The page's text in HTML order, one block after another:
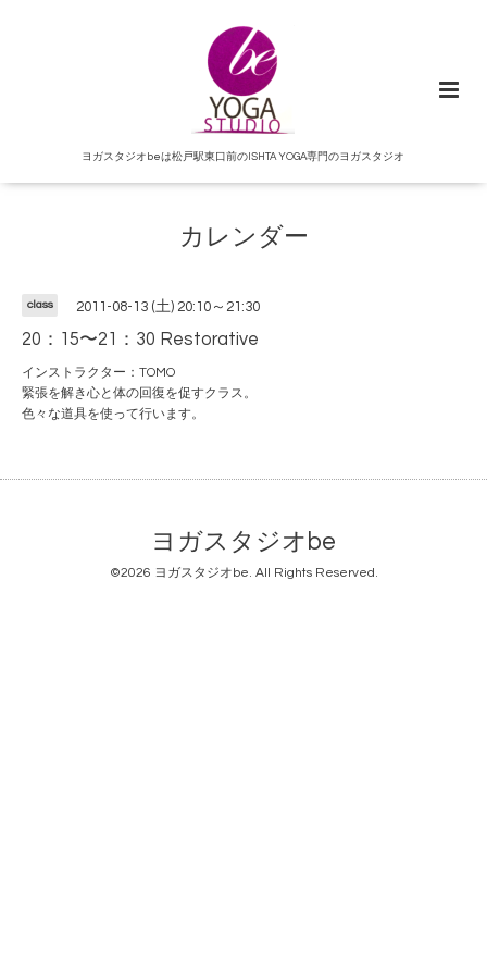
ヨガスタジオbeは松戸駅東口前のISHTA YOGA専門のヨガスタジオ
カレンダー
class 2011-08-13 (土) 20:10～21:30
20：15〜21：30 Restorative
インストラクター：TOMO
緊張を解き心と体の回復を促すクラス。
色々な道具を使って行います。
ヨガスタジオbe
©2026 ヨガスタジオbe. All Rights Reserved.